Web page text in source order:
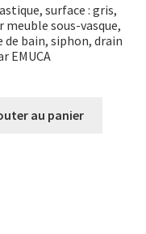
surface : gris,
sous-vasque,
bain, siphon, drain
EMUCA
au panier